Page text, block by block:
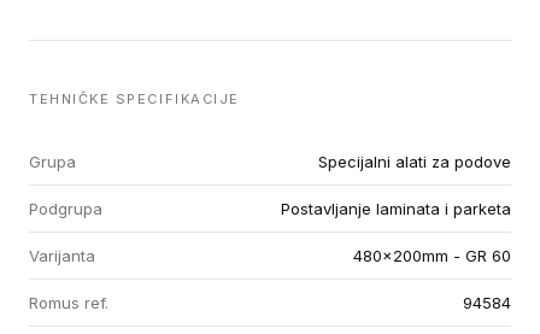
TEHNIČKE SPECIFIKACIJE
Grupa Specijalni alati za podove
Podgrupa Postavljanje laminata i parketa
Varijanta 480x200mm - GR 60
Romus ref. 94584